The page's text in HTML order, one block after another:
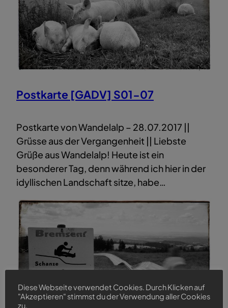
Postkarte [GADV] S01-07
Postkarte von Wandelalp – 28.07.2017 ||
Grüsse aus der Vergangenheit || Liebste
Grüße aus Wandelalp! Heute ist ein
besonderer Tag, denn während ich hier in der
idyllischen Landschaft sitze, habe…
Diese Webseite verwendet Cookies. Durch Klicken auf
"Akzeptieren" stimmst du der Verwendung aller Cookies
zu.